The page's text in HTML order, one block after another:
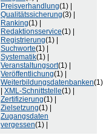
Preisverhandlung(1) |
Qualitätssicherung(3) |
Ranking(1) |
Redaktionsservice(1) |
Registrierung(1) |
Suchworte(1) |
Systematik(1) |
Veranstaltungsort(1) |
Veröffentlichung(1) |
Weiterbildungsdatenbanken(1)
XML-Schnittstelle(1) |
Zertifizierung(1) |
Zielsetzung(1) |
Zugangsdaten
vergessen(1) |